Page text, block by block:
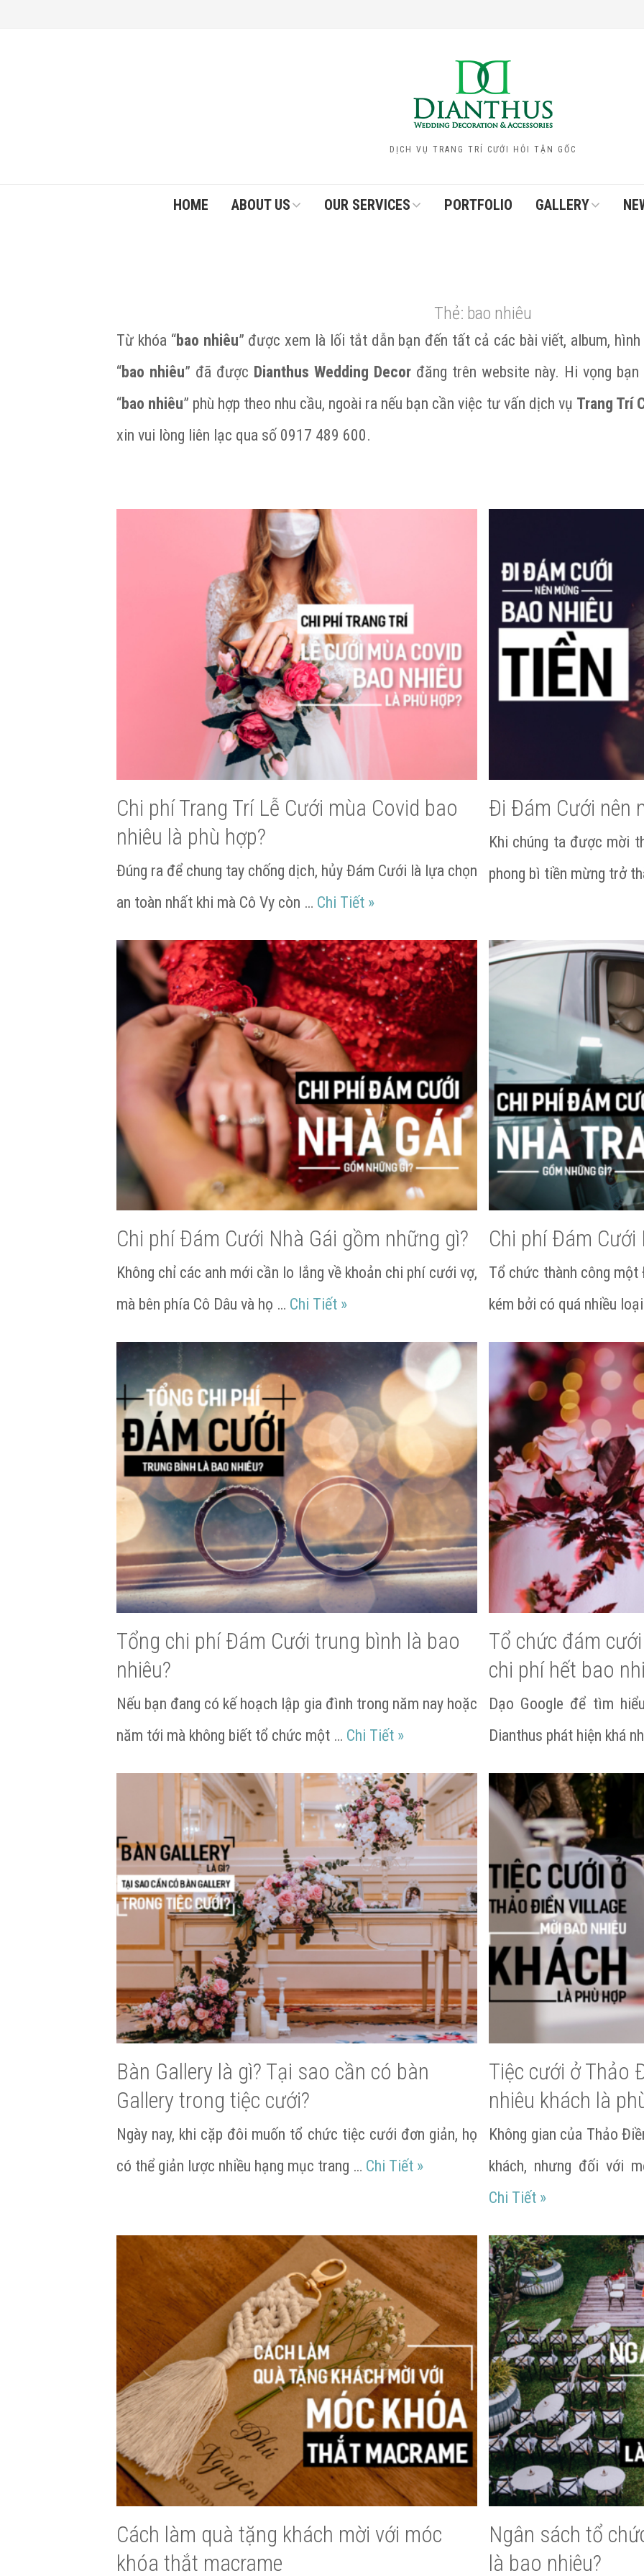
DỊCH VỤ TRANG TRÍ CƯỚI HỎI TẬN GỐC
HOME ABOUT US OUR SERVICES PORTFOLIO GALLERY
Thẻ: bao nhiêu
Từ khóa “bao nhiêu” được xem là lối tắt dẫn bạn đến tất cả các bài viết, album,
“bao nhiêu” đã được Dianthus Wedding Decor đăng trên website này. Hi vọng
“bao nhiêu” phù hợp theo nhu cầu, ngoài ra nếu bạn cần việc tư vấn dịch vụ Trang Trí
xin vui lòng liên lạc qua số 0917 489 600.
Chi phí Trang Trí Lễ Cưới mùa Covid bao
nhiêu là phù hợp?
Đúng ra để chung tay chống dịch, hủy Đám Cưới là lựa chọn
an toàn nhất khi mà Cô Vy còn … Chi Tiết Chi phí Trang Trí Lễ Cưới mùa Covid bao
»
Đi Đám Cưới nên
Khi chúng ta được mời
phong bì tiền mừng trở
Chi phí Đám Cưới Nhà Gái gồm những gì?
Không chỉ các anh mới cần lo lắng về khoản chi phí cưới vợ,
mà bên phía Cô Dâu và họ … Chi Tiết Chi phí Đám Cưới Nhà Gái gồm những gì?
»
Chi phí Đám Cưới
Tổ chức thành công
kém bởi có quá nhiều
Tổng chi phí Đám Cưới trung bình là bao
nhiêu?
Nếu bạn đang có kế hoạch lập gia đình trong năm nay hoặc
năm tới mà không biết tổ chức một … Chi Tiết Tổng chi phí Đám Cưới trung bình là bao
»
Tổ chức đám
chi phí hết bao
Dạo Google để tìm
Dianthus phát hiện khá
Bàn Gallery là gì? Tại sao cần có bàn
Gallery trong tiệc cưới?
Ngày nay, khi cặp đôi muốn tổ chức tiệc cưới đơn giản, họ
có thể giản lược nhiều hạng mục trang … Chi Tiết Bàn Gallery là gì? Tại sao cần có
»
Tiệc cưới ở Thảo
nhiêu khách là
Không gian của Thảo
khách, nhưng đối với
Chi Tiết Tiệc cưới ở Thảo
»
Cách làm quà tặng khách mời với móc
khóa thắt macrame
Ngân sách tổ
là bao nhiêu?